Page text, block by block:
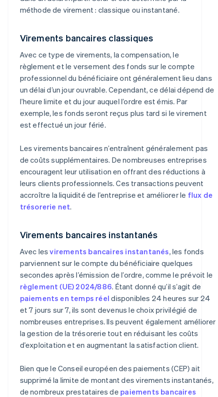
méthode de virement : classique ou instantané.
Virements bancaires classiques
Avec ce type de virements, la compensation, le
règlement et le versement des fonds sur le compte
professionnel du bénéficiaire ont généralement lieu dans
un délai d’un jour ouvrable. Cependant, ce délai dépend de
l’heure limite et du jour auquel l’ordre est émis. Par
exemple, les fonds seront reçus plus tard si le virement
est effectué un jour férié.
Les virements bancaires n’entraînent généralement pas
de coûts supplémentaires. De nombreuses entreprises
encouragent leur utilisation en offrant des réductions à
leurs clients professionnels. Ces transactions peuvent
accroître la liquidité de l’entreprise et améliorer le flux de
trésorerie net.
Virements bancaires instantanés
Avec lesvirements bancaires instantanés, les fonds
parviennent sur le compte du bénéficiaire quelques
secondes après l’émission de l’ordre, comme le prévoit le
règlement (UE) 2024/886. Étant donné qu’il s’agit de
paiements en temps réel disponibles 24 heures sur 24
et 7 jours sur 7, ils sont devenus le choix privilégié de
nombreuses entreprises. Ils peuvent également améliorer
la gestion de la trésorerie tout en réduisant les coûts
d’exploitation et en augmentant la satisfaction client.
Bien que le Conseil européen des paiements (CEP) ait
supprimé la limite de montant des virements instantanés,
de nombreux prestataires de paiements bancaires